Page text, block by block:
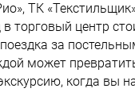
ТК
торговый центр
за
может
когда вы